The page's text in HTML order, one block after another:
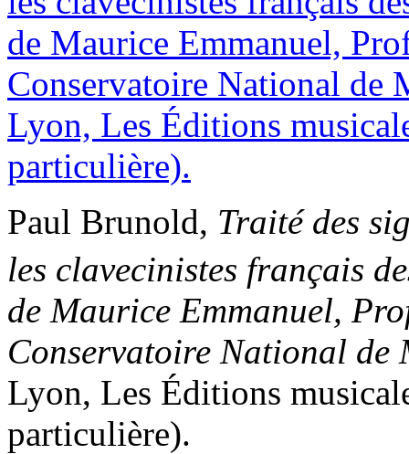
Paul Brunold, Traité des
les clavecinistes français
de Maurice Emmanuel,
Conservatoire National de
Lyon, Les Éditions
particulière).